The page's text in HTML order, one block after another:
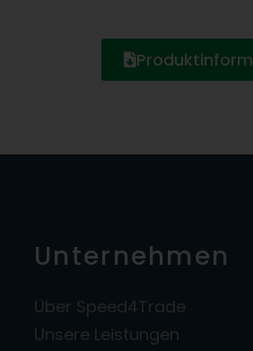
Unternehmen
Über Speed4Trade
Unsere Leistungen